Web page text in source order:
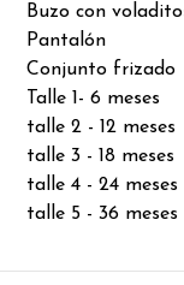
Buzo con
Pantalón
Conjunto frizado
Talle 1- 6 meses
talle 2 - 12 meses
talle 3 - 18 meses
talle 4 - 24 meses
talle 5 - 36 meses